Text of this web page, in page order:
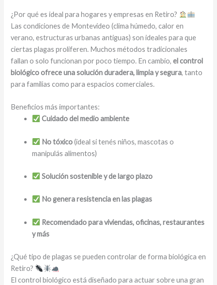
¿Por qué es ideal para hogares y empresas en Retiro?
Las condiciones de Montevideo (clima húmedo, calor en
verano, estructuras urbanas antiguas) son ideales para que
ciertas plagas proliferen. Muchos métodos tradicionales
fallan o solo funcionan por poco tiempo. En cambio,el control
biológico ofrece una solución duradera, limpia y segura, tanto
para familias como para espacios comerciales.
Beneficios más importantes:
Cuidado del medio ambiente
No tóxico(ideal si tenés niños, mascotas o
manipulás alimentos)
Solución sostenible y de largo plazo
No genera resistencia en las plagas
Recomendado para viviendas, oficinas, restaurantes
y más
¿Qué tipo de plagas se pueden controlar de forma biológica en
Retiro?
El control biológico está diseñado para actuar sobre una gran